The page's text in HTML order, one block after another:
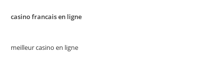
casino francais en ligne
meilleur casino en ligne